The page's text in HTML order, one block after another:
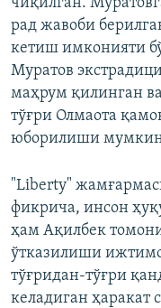
рад жавоби
кетиш имконияти
Муратов
маҳрум қилинган
тўғри Олмаота
юборилиши
"Liberty"
фикрича, инсон
ҳам Ақилбек
ўтказилиши
тўғридан-тўғри
келадиган